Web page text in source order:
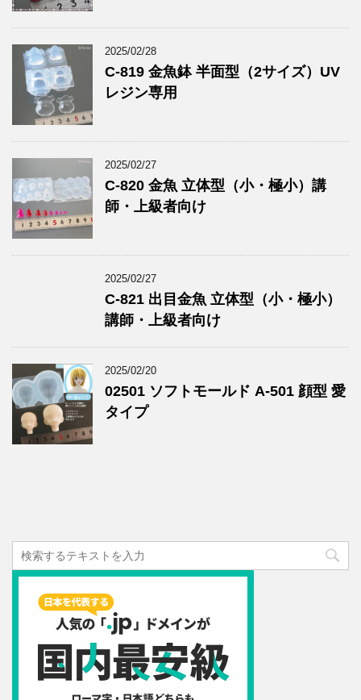
2025/02/28
C-819 金魚鉢 半面型（2サイズ）UV
レジン専用
2025/02/27
C-820 金魚 立体型（小・極小）講
師・上級者向け
2025/02/27
C-821 出目金魚 立体型（小・極小）
講師・上級者向け
2025/02/20
02501 ソフトモールド A-501 顔型 愛
タイプ